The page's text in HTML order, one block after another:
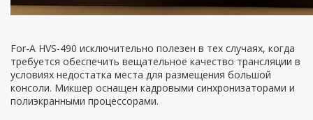
For-A HVS-490 исключительно полезен в тех случаях, когда
требуется обеспечить вещательное качество трансляции в
условиях недостатка места для размещения большой
консоли. Микшер оснащен кадровыми синхронизаторами и
полиэкранными процессорами.